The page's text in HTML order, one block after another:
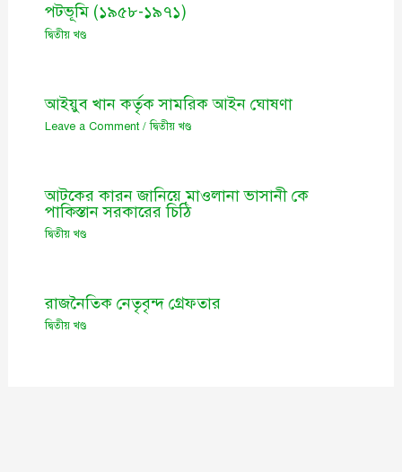
পটভূমি (১৯৫৮-১৯৭১)
দ্বিতীয় খণ্ড
আইয়ুব খান কর্তৃক সামরিক আইন ঘোষণা
Leave a Comment /দ্বিতীয় খণ্ড
আটকের কারন জানিয়ে মাওলানা ভাসানী কে
পাকিস্তান সরকারের চিঠি
দ্বিতীয় খণ্ড
রাজনৈতিক নেতৃবৃন্দ গ্রেফতার
দ্বিতীয় খণ্ড